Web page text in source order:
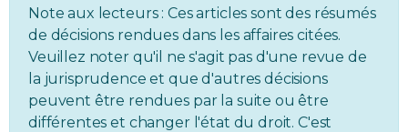
Copropriété
Environnement
Rabais APQ
Note aux lecteurs : Ces articles sont des résumés
de décisions rendues dans les affaires citées.
Veuillez noter qu'il ne s'agit pas d'une revue de
la jurisprudence et que d'autres décisions
peuvent être rendues par la suite ou être
différentes et changer l'état du droit. C'est